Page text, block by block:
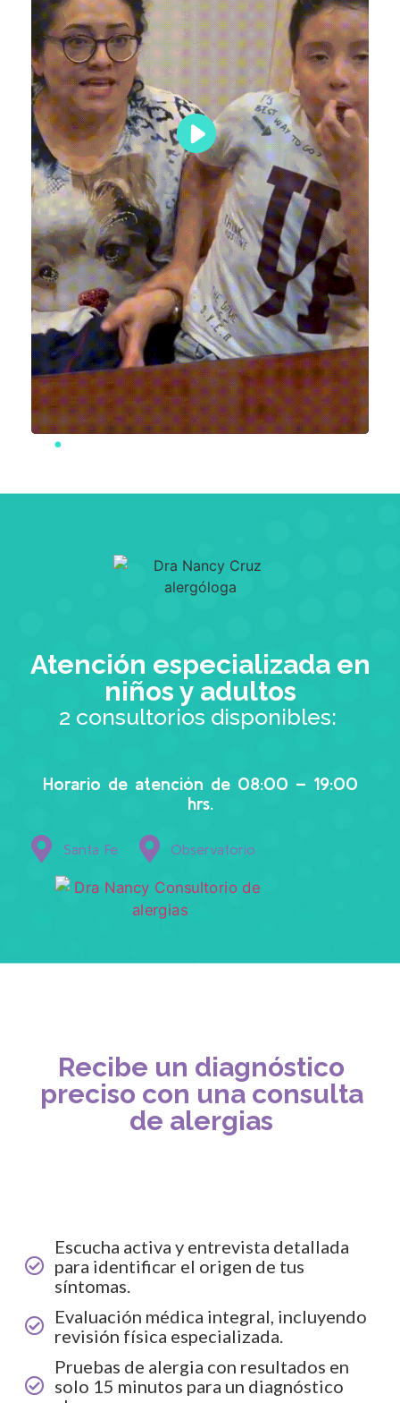
Atención especializada en
niños y adultos
2 consultorios disponibles:
Santa Fe Observatorio
Horario de atención de 08:00 – 19:00
hrs.
Recibe un diagnóstico
preciso con una consulta
de alergias
Escucha activa y entrevista detallada
para identificar el origen de tus
síntomas.
Evaluación médica integral, incluyendo
revisión física especializada.
Pruebas de alergia con resultados en
solo 15 minutos para un diagnóstico